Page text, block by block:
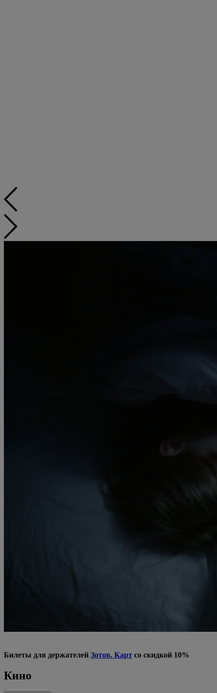
Билеты для держателей Зотов. Карт со скидкой 10%
Кино